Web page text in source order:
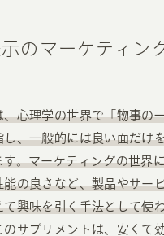
のマーケティン
、心理学の世界で「物事の
し、一般的には良い面だけ
す。マーケティングの世界
能の良さなど、製品やサー
て興味を引く手法として使
サプリメントは、安くて